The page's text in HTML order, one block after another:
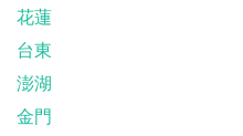
花蓮
台東
澎湖
金門